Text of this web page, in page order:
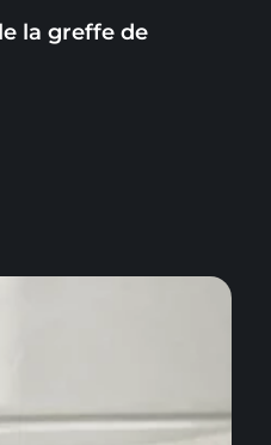
la greffe de